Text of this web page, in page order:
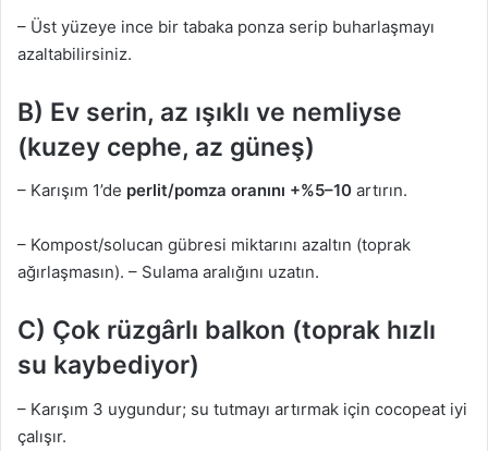
– Üst yüzeye ince bir tabaka ponza serip buharlaşmayı
azaltabilirsiniz.
B) Ev serin, az ışıklı ve nemliyse
(kuzey cephe, az güneş)
– Karışım 1’de perlit/pomza oranını +%5–10 artırın.
– Kompost/solucan gübresi miktarını azaltın (toprak
ağırlaşmasın). – Sulama aralığını uzatın.
C) Çok rüzgârlı balkon (toprak hızlı
su kaybediyor)
– Karışım 3 uygundur; su tutmayı artırmak için cocopeat iyi
çalışır.